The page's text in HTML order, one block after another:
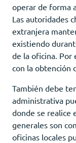
operar de forma
Las autoridades
extranjera
existiendo
de la oficina. Por
con la obtención
También debe
administrativa
donde se realice
generales son
oficinas locales